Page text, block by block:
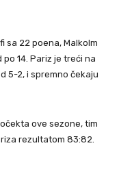
sa 22 poena, Malkolm
po 14. Pariz je treći na
5-2, i spremno čekaju
ove sezone, tim
rezultatom 83:82.